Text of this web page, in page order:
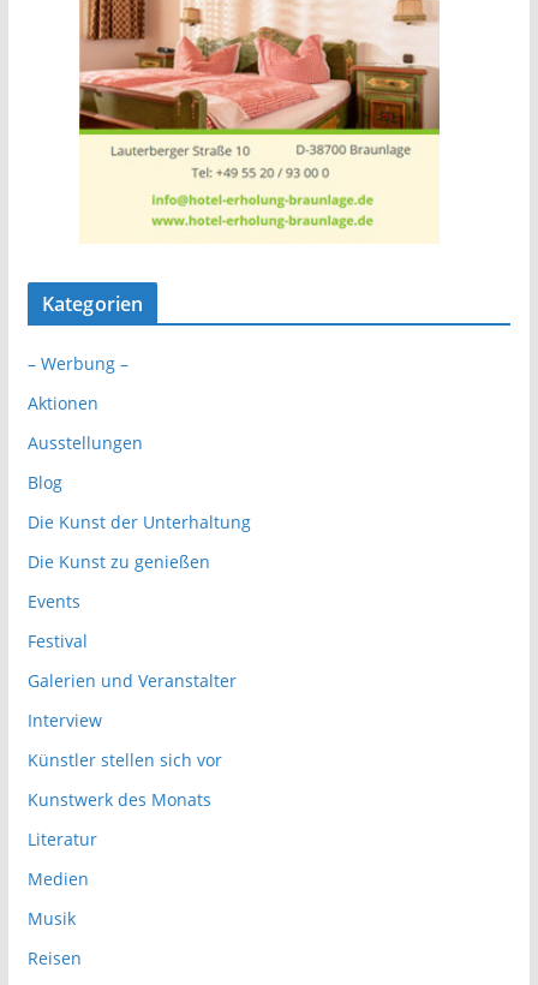
Kategorien
– Werbung –
Aktionen
Ausstellungen
Blog
Die Kunst der Unterhaltung
Die Kunst zu genießen
Events
Festival
Galerien und Veranstalter
Interview
Künstler stellen sich vor
Kunstwerk des Monats
Literatur
Medien
Musik
Reisen